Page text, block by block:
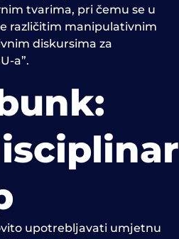
tvarima, pri čemu se u
različitim manipulativnim
diskursima za
a”.
upotrebljavati umjetnu